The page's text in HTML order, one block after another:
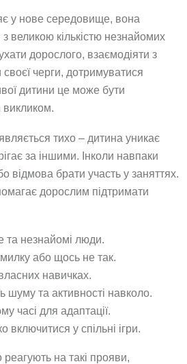
у нове середовище, вона
великою кількістю незнайомих
дорослого, взаємодіяти з
черги, дотримуватися
дитини це може бути
тихо – дитина уникає
за іншими. Інколи навпаки
відмова брати участь у заняттях.
дорослим підтримати
незнайомі люди.
або щось не так.
навичках.
шуму та активності навколо.
часі для адаптації.
включитися у спільні ігри.
реагують на такі прояви,